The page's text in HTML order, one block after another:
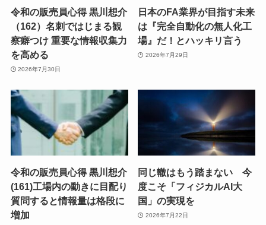
令和の販売員心得 黒川想介
（162）名刺ではじまる観
察癖つけ 重要な情報収集力
を高める
2026年7月30日
日本のFA業界が目指す未来
は『完全自動化の無人化工
場』だ！とハッキリ言う
2026年7月29日
令和の販売員心得 黒川想介
(161)工場内の動きに目配り
質問すると情報量は格段に
増加
同じ轍はもう踏まない 今
度こそ「フィジカルAI大
国」の実現を
2026年7月22日